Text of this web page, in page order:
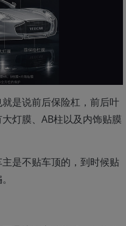
是说前后保险杠，前后叶
灯膜、AB柱以及内饰贴膜
是不贴车顶的，到时候贴